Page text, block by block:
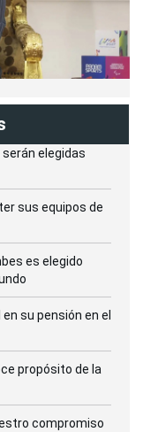
elegidas
sus equipos de
es elegido
su pensión en el
propósito de la
compromiso